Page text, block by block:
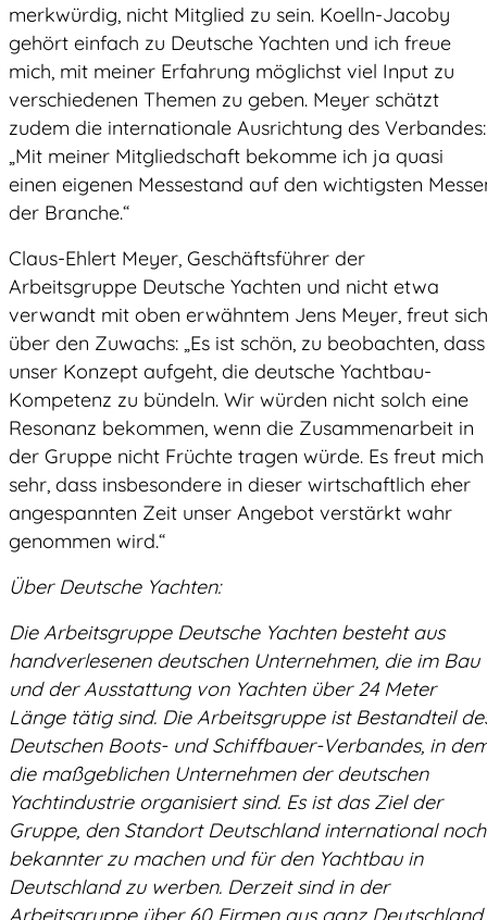
merkwürdig, nicht Mitglied zu sein. Koelln-Jacoby
gehört einfach zu Deutsche Yachten und ich freue
mich, mit meiner Erfahrung möglichst viel Input zu
verschiedenen Themen zu geben. Meyer schätzt
zudem die internationale Ausrichtung des Verbandes:
„Mit meiner Mitgliedschaft bekomme ich ja quasi
einen eigenen Messestand auf den wichtigsten
der Branche.“
Claus-Ehlert Meyer, Geschäftsführer der
Arbeitsgruppe Deutsche Yachten und nicht etwa
verwandt mit oben erwähntem Jens Meyer, freut sich
über den Zuwachs: „Es ist schön, zu beobachten, dass
unser Konzept aufgeht, die deutsche Yachtbau-
Kompetenz zu bündeln. Wir würden nicht solch eine
Resonanz bekommen, wenn die Zusammenarbeit in
der Gruppe nicht Früchte tragen würde. Es freut mich
sehr, dass insbesondere in dieser wirtschaftlich eher
angespannten Zeit unser Angebot verstärkt wahr
genommen wird.“
Über Deutsche Yachten:
Die Arbeitsgruppe Deutsche Yachten besteht aus
handverlesenen deutschen Unternehmen, die im Bau
und der Ausstattung von Yachten über 24 Meter
Länge tätig sind. Die Arbeitsgruppe ist Bestandteil
Deutschen Boots- und Schiffbauer-Verbandes, in
die maßgeblichen Unternehmen der deutschen
Yachtindustrie organisiert sind. Es ist das Ziel der
Gruppe, den Standort Deutschland international noch
bekannter zu machen und für den Yachtbau in
Deutschland zu werben. Derzeit sind in der